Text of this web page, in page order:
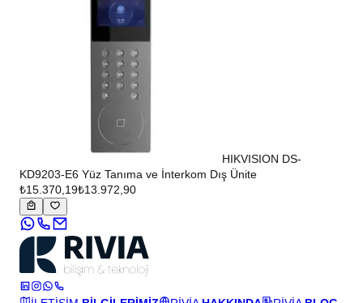
HIKVISION DS-
KD9203-E6 Yüz Tanıma ve İnterkom Dış Ünite
₺15.370,19₺13.972,90